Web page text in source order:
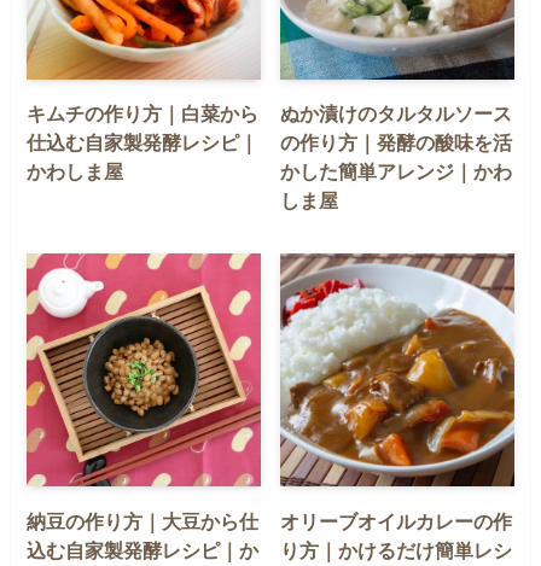
キムチの作り方｜白菜から
仕込む自家製発酵レシピ｜
かわしま屋
ぬか漬けのタルタルソース
の作り方｜発酵の酸味を活
かした簡単アレンジ｜かわ
しま屋
納豆の作り方｜大豆から仕
込む自家製発酵レシピ｜か
オリーブオイルカレーの作
り方｜かけるだけ簡単レシ